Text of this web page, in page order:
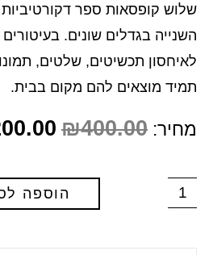
שלוש קופסאות ספר
השנייה בגדלים שונים.
לאיחסון תכשיטים, שלטים,
תמיד מוצאים להם מקום בבית.
מחיר: ₪400.00
הוספה